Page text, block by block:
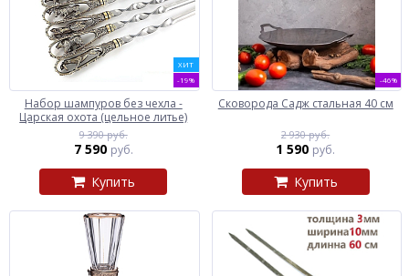
ХИТ
-19%
Набор шампуров без чехла -
Царская охота (цельное литье)
9 390 руб.
7 590 руб.
Купить
-46%
Сковорода Садж стальная 40 см
2 930 руб.
1 590 руб.
Купить